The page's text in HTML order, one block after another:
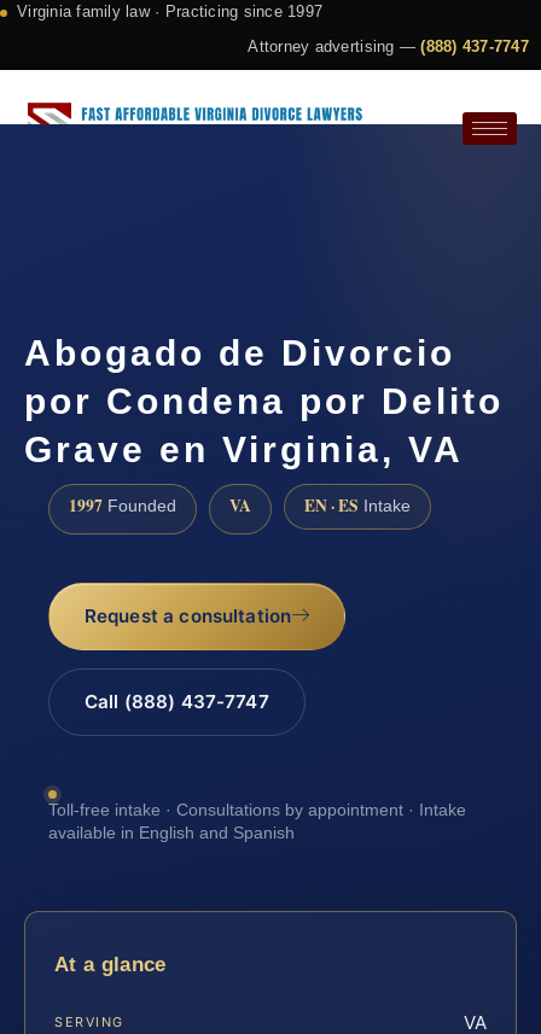
Virginia family law · Practicing since 1997
Attorney advertising —(888) 437-7747
Abogado de Divorcio
por Condena por Delito
Grave en Virginia, VA
1997 Founded VA EN · ES Intake
Request a consultation
Call (888) 437-7747
Toll-free intake · Consultations by appointment · Intake
available in English and Spanish
At a glance
SERVING VA